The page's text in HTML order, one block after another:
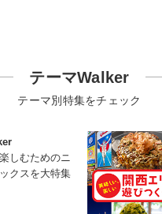
テーマWalker
テーマ別特集をチェック
しむためのニ
クスを大特集